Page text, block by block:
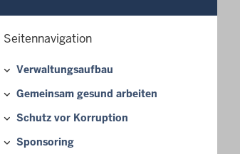
Seitennavigation
Verwaltungsaufbau
Gemeinsam gesund arbeiten
Schutz vor Korruption
Sponsoring